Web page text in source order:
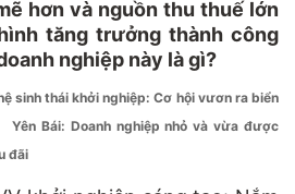
hơn và nguồn thu thuế lớn
tăng trưởng thành công
nghiệp này là gì?
sinh thái khởi nghiệp: Cơ hội vươn ra biển
Yên Bái: Doanh nghiệp nhỏ và vừa được
đãi